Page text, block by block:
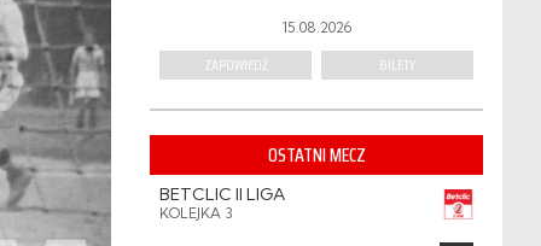
15.08.2026
ZAPOWIEDŹ BILETY
OSTATNI MECZ
BETCLIC II LIGA
KOLEJKA 3